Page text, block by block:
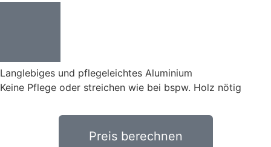
Langlebiges und pflegeleichtes Aluminium
Keine Pflege oder streichen wie bei bspw. Holz nötig
Preis berechnen